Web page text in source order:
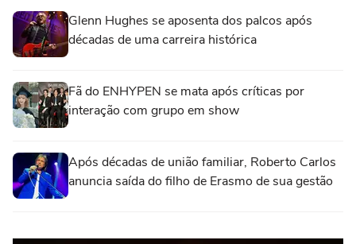
Glenn Hughes se aposenta dos palcos após
décadas de uma carreira histórica
Fã do ENHYPEN se mata após críticas por
interação com grupo em show
Após décadas de união familiar, Roberto Carlos
anuncia saída do filho de Erasmo de sua gestão